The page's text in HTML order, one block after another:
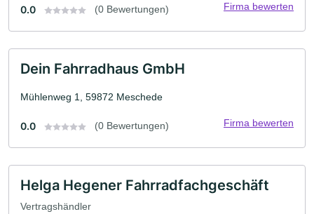
0.0 (0 Bewertungen) Firma bewerten
Dein Fahrradhaus GmbH
Mühlenweg 1, 59872 Meschede
0.0 (0 Bewertungen) Firma bewerten
Helga Hegener Fahrradfachgeschäft
Vertragshändler